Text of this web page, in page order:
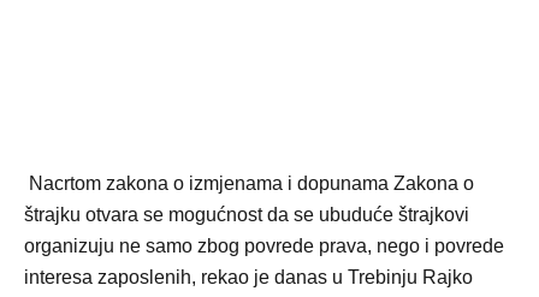
Nacrtom zakona o izmjenama i dopunama Zakona o
štrajku otvara se mogućnost da se ubuduće štrajkovi
organizuju ne samo zbog povrede prava, nego i povrede
interesa zaposlenih, rekao je danas u Trebinju Rajko